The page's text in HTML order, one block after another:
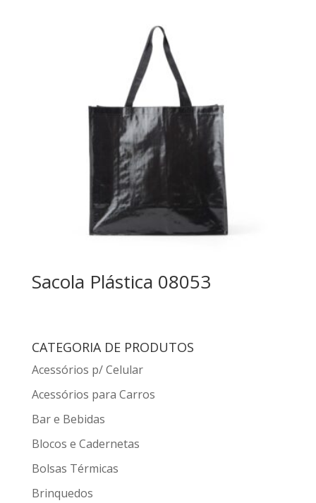
Sacola Plástica 08053
CATEGORIA DE PRODUTOS
Acessórios p/ Celular
Acessórios para Carros
Bar e Bebidas
Blocos e Cadernetas
Bolsas Térmicas
Brinquedos